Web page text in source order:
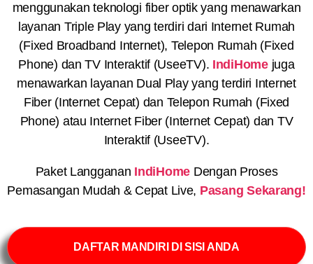
menggunakan teknologi fiber optik yang menawarkan
layanan Triple Play yang terdiri dari Internet Rumah
(Fixed Broadband Internet), Telepon Rumah (Fixed
Phone) dan TV Interaktif (UseeTV). IndiHomejuga
menawarkan layanan Dual Play yang terdiri Internet
Fiber (Internet Cepat) dan Telepon Rumah (Fixed
Phone) atau Internet Fiber (Internet Cepat) dan TV
Interaktif (UseeTV).
Paket Langganan IndiHome Dengan Proses
Pemasangan Mudah & Cepat Live, Pasang Sekarang!
DAFTAR MANDIRI DI SISI ANDA